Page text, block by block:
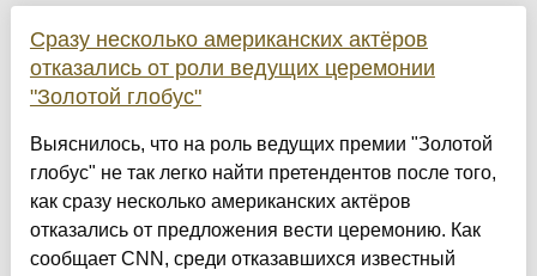
Сразу несколько американских актёров
отказались от роли ведущих церемонии
"Золотой глобус"
Выяснилось, что на роль ведущих премии "Золотой
глобус" не так легко найти претендентов после того,
как сразу несколько американских актёров
отказались от предложения вести церемонию. Как
сообщает CNN, среди отказавшихся известный